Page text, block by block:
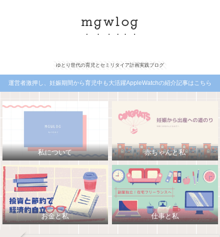
mgwlog
ゆとり世代の育児とセミリタイア計画実践ブログ
運営者激押し、妊娠期間から育児中も大活躍AppleWatchの紹介記事はこちら
私について 赤ちゃんと私
お金と私 仕事と私